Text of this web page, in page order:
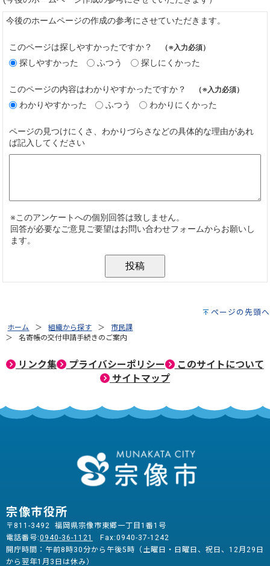
ページの先頭へ
ホーム 組織から探す
市民課
名寄帳の交付申請手続きのご案内
リンク集 プライバシーポリシー
このサイトについて
サイトマップ
宗像市役所
〒811-3492 福岡県宗像市東郷一丁目1番1号
電話番号:0940-36-1121
Fax:0940-37-1242
開庁時間：午前8時30分から午後5時（土曜日・日曜日、祝日、12月29日
から翌年1月3日は休み）